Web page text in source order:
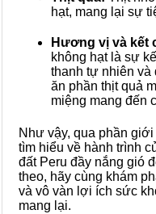
hạt, mang lại sự
Hương vị và kết
không hạt là sự
thanh tự nhiên và
ăn phần thịt quả
miệng mang đến
Như vậy, qua phần
tìm hiểu về hành trình
đất Peru đầy nắng gió
theo, hãy cùng khám
và vô vàn lợi ích sức
mang lại.